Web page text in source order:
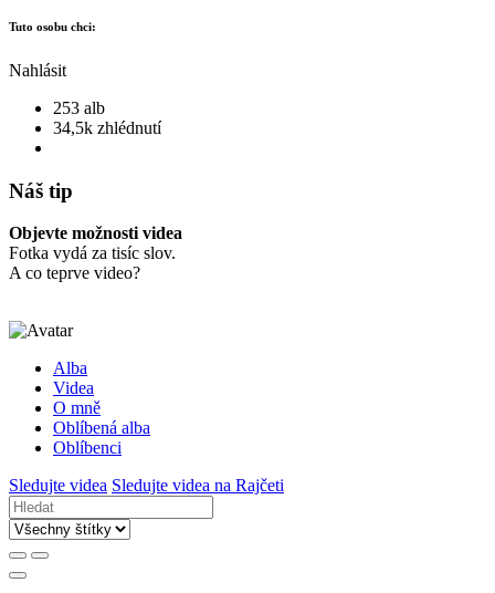
Tuto osobu chci:
Nahlásit
253 alb
34,5k zhlédnutí
Náš tip
Objevte možnosti videa
Fotka vydá za tisíc slov.
A co teprve video?
Alba
Videa
O mně
Oblíbená alba
Oblíbenci
Sledujte videa Sledujte videa na Rajčeti